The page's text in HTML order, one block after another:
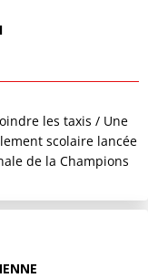
les taxis / Une
scolaire lancée
de la Champions